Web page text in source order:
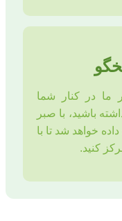
ما در کنار شما
باشید، با صبر
خواهد شد تا با
کنید.